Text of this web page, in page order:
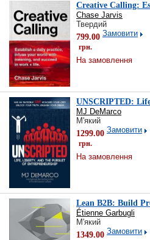
Creative Calling:
Chase Jarvis
Твердий
799.00
грн.
Замовити
На замовлення
UNSCRIPTED:
MJ DeMarco
М'який
1299.00
грн.
Замовити
На замовлення
Lean B2B: Build
Étienne Garbugli
М'який
1349.00 Замовити